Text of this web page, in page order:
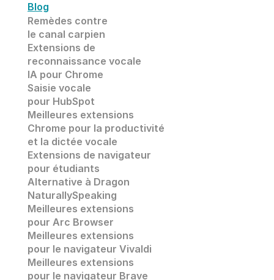
Blog
Remèdes contre
le canal carpien
Extensions de
reconnaissance vocale
IA pour Chrome
Saisie vocale
pour HubSpot
Meilleures extensions
Chrome pour la productivité
et la dictée vocale
Extensions de navigateur
pour étudiants
Alternative à Dragon
NaturallySpeaking
Meilleures extensions
pour Arc Browser
Meilleures extensions
pour le navigateur Vivaldi
Meilleures extensions
pour le navigateur Brave